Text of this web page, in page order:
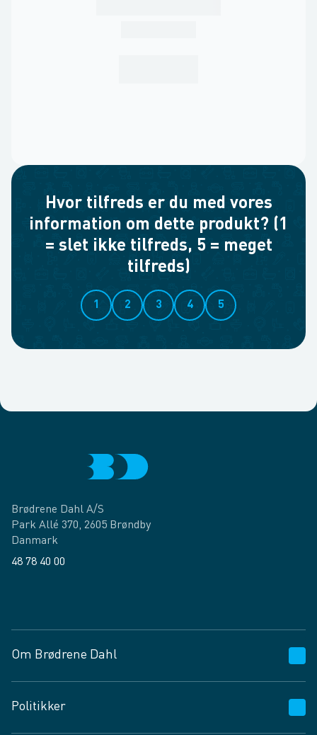
Hvor tilfreds er du med vores
information om dette produkt? (1
= slet ikke tilfreds, 5 = meget
tilfreds)
1 2 3 4 5
Brødrene Dahl A/S
Park Allé 370, 2605 Brøndby
Danmark
48 78 40 00
Om Brødrene Dahl
Vagttelefon 30 10 89 89
Politikker